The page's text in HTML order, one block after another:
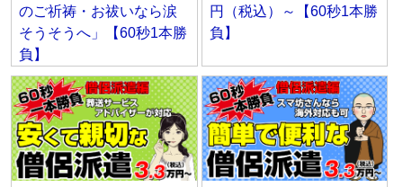
のご祈祷・お祓いなら涙
そうそうへ」【60秒1本勝
負】
円（税込）～【60秒1本勝
負】